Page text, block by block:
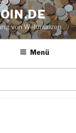
von Weltmünzen
Menü